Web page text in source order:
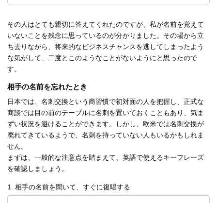
その人はとても親切に答えてくれたのですが、私が名前を覚えて
いないことを残念に思っているのが分かりました。その場から立
ち去りながら、将来的なビジネスチャンスを逃してしまったよう
な気がして、二度とこのようなことがないようにと思ったので
す。
相手の名前を忘れたとき
日本では、名刺交換という商習慣で初対面の人を把握し、正式な
商談では目の前のテーブルに名刺を置いておくこともあり、気ま
ずい状況を避けることができます。しかし、欧米では名刺交換が
廃れてきているようで、名刺を持っていない人もいるかもしれま
せん。
まずは、一般的な注意点を踏まえて、英語で使えるキーフレーズ
を確認しましょう。
1. 相手の名前を聞いて、すぐに復唱する